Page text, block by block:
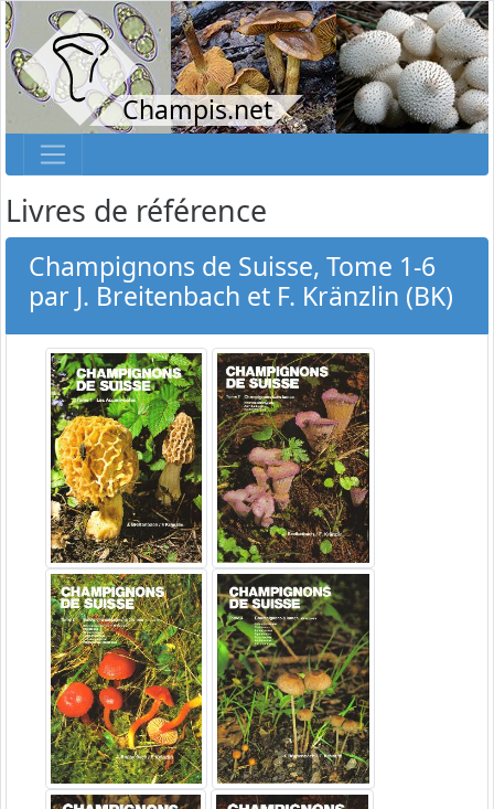
Champis.net
Livres de référence
Champignons de Suisse, Tome 1-6
par J. Breitenbach et F. Kränzlin (BK)